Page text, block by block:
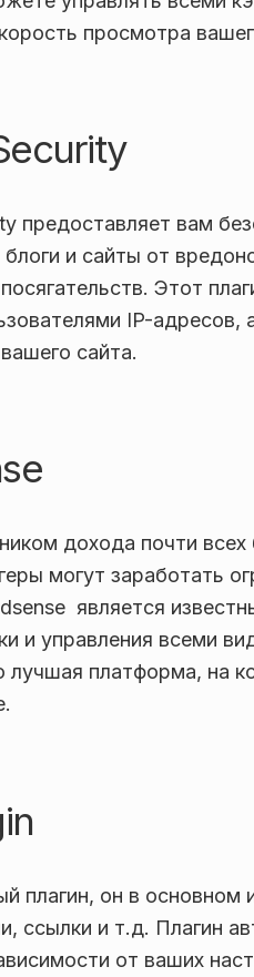
просмотра
предоставляет вам
и сайты от
Этот
IP-
сайта.
дохода почти
могут заработать
является
и управления всеми
лучшая платформа, на
плагин, он в основном
ссылки и т.д. Плагин
от ваших